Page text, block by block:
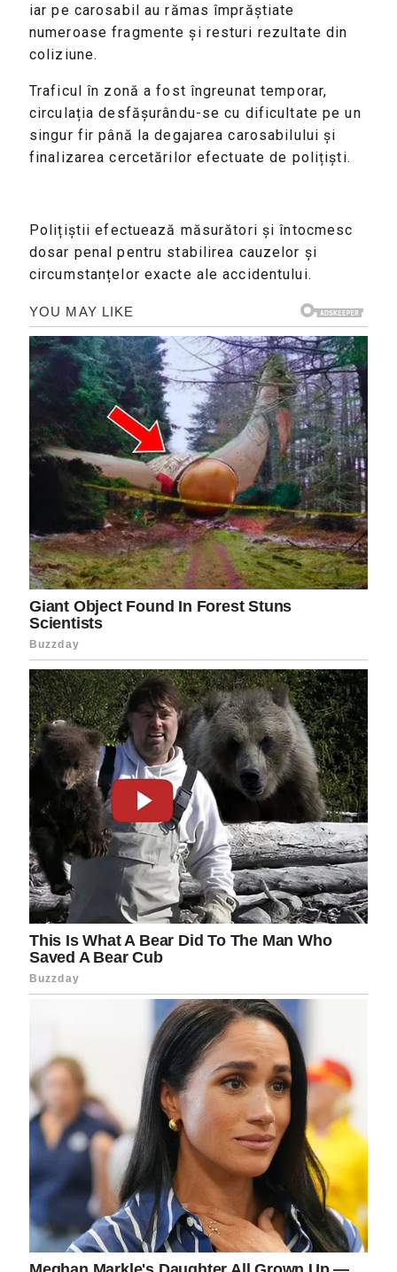
iar pe carosabil au rămas împrăștiate
numeroase fragmente și resturi rezultate din
coliziune.
Traficul în zonă a fost îngreunat temporar,
circulația desfășurându-se cu dificultate pe un
singur fir până la degajarea carosabilului și
finalizarea cercetărilor efectuate de polițiști.
Polițiștii efectuează măsurători și întocmesc
dosar penal pentru stabilirea cauzelor și
circumstanțelor exacte ale accidentului.